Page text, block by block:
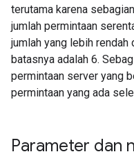
terutama karena
jumlah permintaan
jumlah yang lebih
batasnya adalah 6.
permintaan server yang
permintaan yang ada
Parameter dan